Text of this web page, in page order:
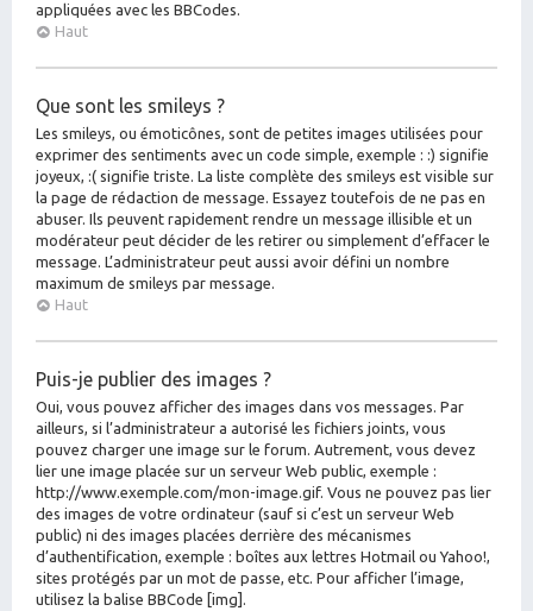
appliquées avec les BBCodes.
Haut
Que sont les smileys ?
Les smileys, ou émoticônes, sont de petites images utilisées pour
exprimer des sentiments avec un code simple, exemple : :) signifie
joyeux, :( signifie triste. La liste complète des smileys est visible sur
la page de rédaction de message. Essayez toutefois de ne pas en
abuser. Ils peuvent rapidement rendre un message illisible et un
modérateur peut décider de les retirer ou simplement d’effacer le
message. L’administrateur peut aussi avoir défini un nombre
maximum de smileys par message.
Haut
Puis-je publier des images ?
Oui, vous pouvez afficher des images dans vos messages. Par
ailleurs, si l’administrateur a autorisé les fichiers joints, vous
pouvez charger une image sur le forum. Autrement, vous devez
lier une image placée sur un serveur Web public, exemple :
http://www.exemple.com/mon-image.gif. Vous ne pouvez pas lier
des images de votre ordinateur (sauf si c’est un serveur Web
public) ni des images placées derrière des mécanismes
d’authentification, exemple : boîtes aux lettres Hotmail ou Yahoo!,
sites protégés par un mot de passe, etc. Pour afficher l’image,
utilisez la balise BBCode [img].